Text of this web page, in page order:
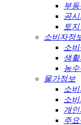
부
공
토
소비자정
소
생
농
물가정보
소
소
개
주